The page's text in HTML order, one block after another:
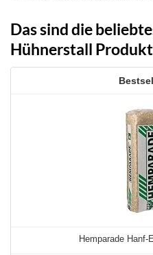
Das sind die
Hühnerstall
Hemparade